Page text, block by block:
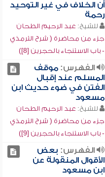
أن الخلاف في غير التوحيد
رحمة
للشيخ: عبد الرحيم الطحان
جزء من محاضرة ( شرح الترمذي
- باب الاستنجاء بالحجرين [8])
الفهرس:موقف
المسلم عند إقبال
الفتن في ضوء حديث ابن
مسعود
للشيخ: عبد الرحيم الطحان
جزء من محاضرة ( شرح الترمذي
- باب الاستنجاء بالحجرين [9])
الفهرس: بعض
الأقوال المنقولة عن
ابن مسعود